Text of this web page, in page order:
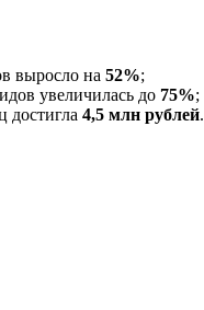
выросло на 52%;
увеличилась до 75%;
достигла 4,5 млн рублей.